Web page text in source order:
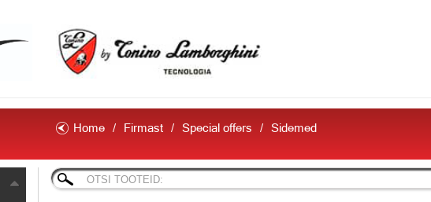
Home Firmast Special offers Sidemed